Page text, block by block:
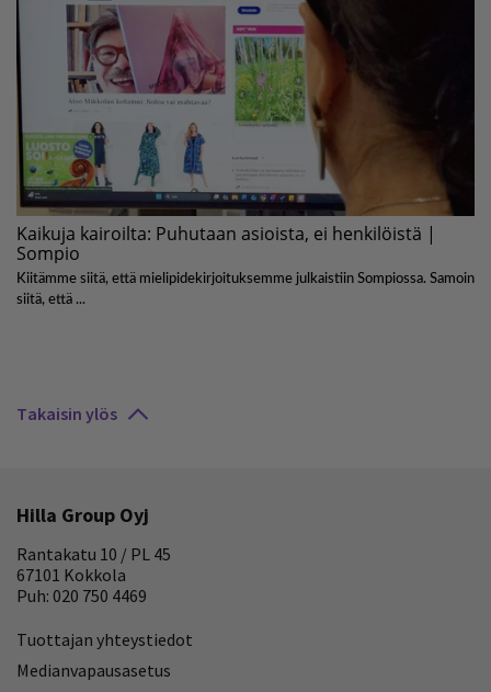
Takaisin ylös
Hilla Group Oyj
Rantakatu 10 / PL 45
67101 Kokkola
Puh: 020 750 4469
Tuottajan yhteystiedot
Medianvapausasetus